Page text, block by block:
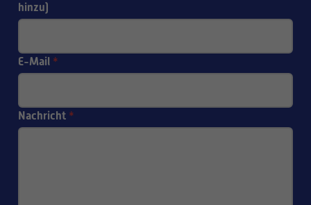
hinzu)
E-Mail *
Nachricht *